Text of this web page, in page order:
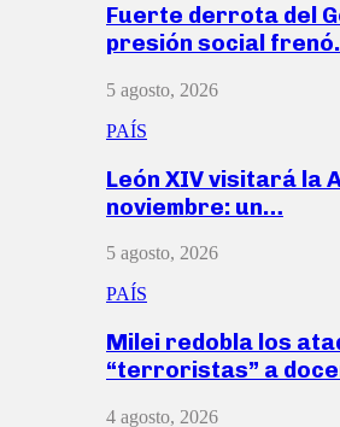
Fuerte derrota del
presión social
5 agosto, 2026
PAÍS
León XIV visitará la
noviembre: un…
5 agosto, 2026
PAÍS
Milei redobla los
“terroristas” a
4 agosto, 2026